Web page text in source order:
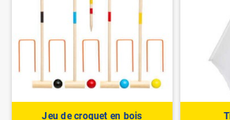
Jeu de croquet en bois